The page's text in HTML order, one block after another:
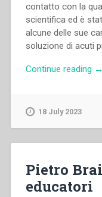
contatto con la
scientifica ed è
alcune delle sue
soluzione di acuti
Continue reading →
18 July 2023
Pietro
educatori